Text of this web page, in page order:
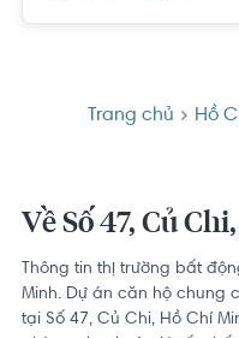
Trang chủ Hồ
Về Số 47, Củ
Thông tin thị trường bất
Minh. Dự án căn hộ chung
tại Số 47, Củ Chi, Hồ Chí